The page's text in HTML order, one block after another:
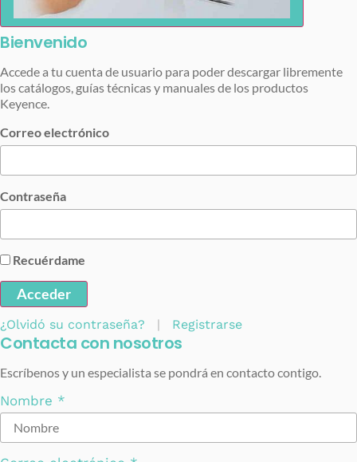
Bienvenido
Accede a tu cuenta de usuario para poder descargar libremente
los catálogos, guías técnicas y manuales de los productos
Keyence.
Correo electrónico
Contraseña
Recuérdame
Acceder
¿Olvidó su contraseña? | Registrarse
Contacta con nosotros
Escríbenos y un especialista se pondrá en contacto contigo.
Nombre *